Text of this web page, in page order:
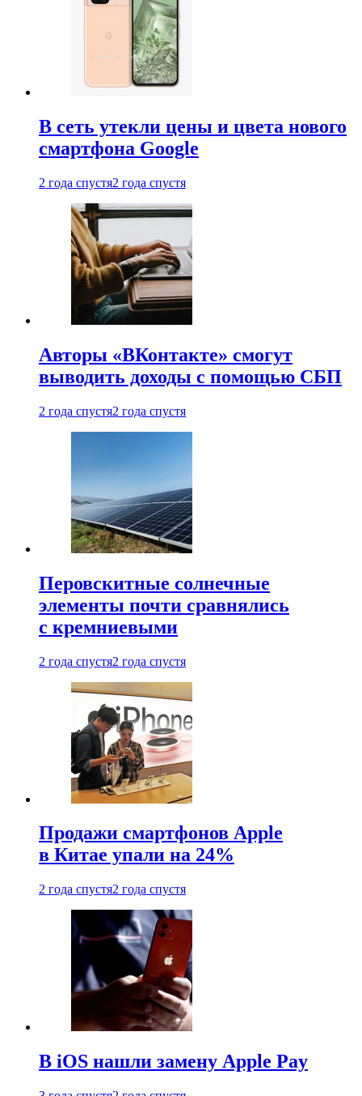
В сеть утекли цены и цвета нового
смартфона Google
2 года спустя2 года спустя
Авторы «ВКонтакте» смогут
выводить доходы с помощью СБП
2 года спустя2 года спустя
Перовскитные солнечные
элементы почти сравнялись
с кремниевыми
2 года спустя2 года спустя
Продажи смартфонов Apple
в Китае упали на 24%
2 года спустя2 года спустя
В iOS нашли замену Apple Pay